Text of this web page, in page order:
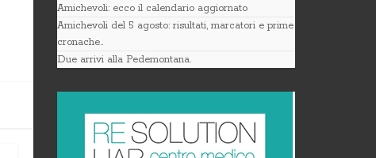
Amichevoli: ecco il calendario aggiornato
Amichevoli del 5 agosto: risultati, marcatori e prime
cronache..
Due arrivi alla Pedemontana.